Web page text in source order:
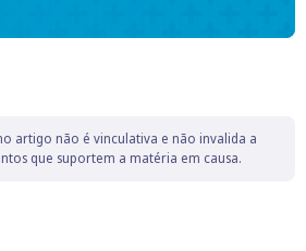
artigo não é vinculativa e não invalida a
que suportem a matéria em causa.